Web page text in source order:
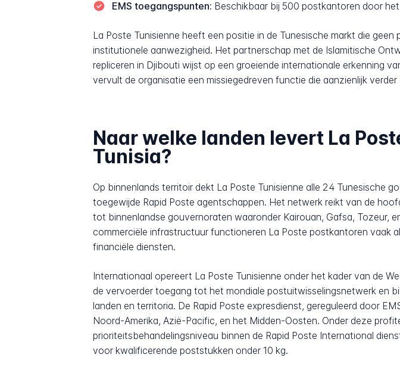
EMS toegangspunten: Beschikbaar bij 500 postkantoren door het
La Poste Tunisienne heeft een positie in de Tunesische markt die
institutionele aanwezigheid. Het partnerschap met de Islamitische
repliceren in Djibouti wijst op een groeiende internationale erkenning
vervult de organisatie een missiegedreven functie die aanzienlijk
Naar welke landen levert La
Tunisia?
Op binnenlands territoir dekt La Poste Tunisienne alle 24 Tunesische
toegewijde Rapid Poste agentschappen. Het netwerk reikt van de
tot binnenlandse gouvernoraten waaronder Kairouan, Gafsa, Tozeur,
commerciële infrastructuur functioneren La Poste postkantoren vaak
financiële diensten.
Internationaal opereert La Poste Tunisienne onder het kader van de
de vervoerder toegang tot het mondiale postuitwisselingsnetwerk en
landen en territoria. De Rapid Poste expresdienst, gereguleerd door
Noord-Amerika, Azië-Pacific, en het Midden-Oosten. Onder deze
prioriteitsbehandelingsniveau binnen de Rapid Poste International
voor kwalificerende poststukken onder 10 kg.